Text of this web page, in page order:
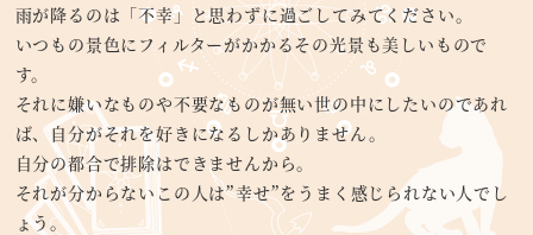
雨が降るのは「不幸」と思わずに過ごしてみてください。
いつもの景色にフィルターがかかるその光景も美しいもので
す。
それに嫌いなものや不要なものが無い世の中にしたいのであれ
ば、自分がそれを好きになるしかありません。
自分の都合で排除はできませんから。
それが分からないこの人は”幸せ”をうまく感じられない人でし
ょう。